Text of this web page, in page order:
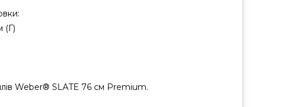
(Г)
Weber® SLATE 76 см Premium.